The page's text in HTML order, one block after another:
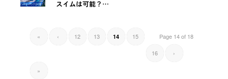
スイムは可能？…
Page 14 of 18
« ‹ 12 13 14 15
16 ›
»